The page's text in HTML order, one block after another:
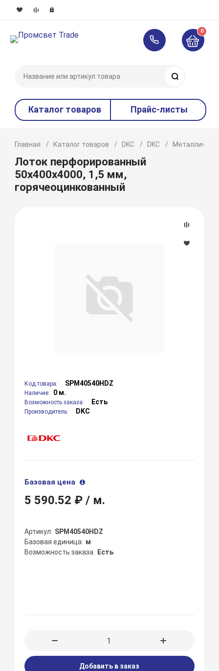
0
Каталог товаров Прайс-листы
Главная Каталог товаров DKC DKC
Лоток перфорированный
50x400х4000, 1,5 мм,
горячеоцинкованный
Код товара: SPM40540HDZ
Наличие: 0 м.
Возможность заказа: Есть
Производитель: DKC
Базовая цена
5 590.52 ₽/ м.
Артикул
SPM40540HDZ
Базовая единица м
Возможность заказа
Есть
Добавить в заказ